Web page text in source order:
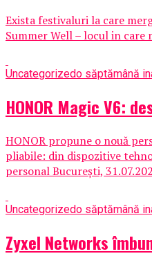
Exista festivaluri la care
Summer Well – locul in care
Uncategorizedo săptămână
HONOR Magic V6:
HONOR propune o nouă
pliabile: din dispozitive
personal București,
Uncategorizedo săptămână
Zyxel Networks